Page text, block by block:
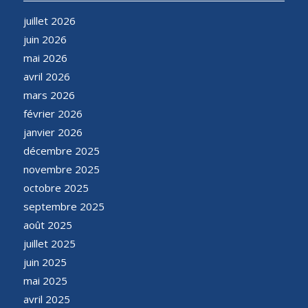
juillet 2026
juin 2026
mai 2026
avril 2026
mars 2026
février 2026
janvier 2026
décembre 2025
novembre 2025
octobre 2025
septembre 2025
août 2025
juillet 2025
juin 2025
mai 2025
avril 2025